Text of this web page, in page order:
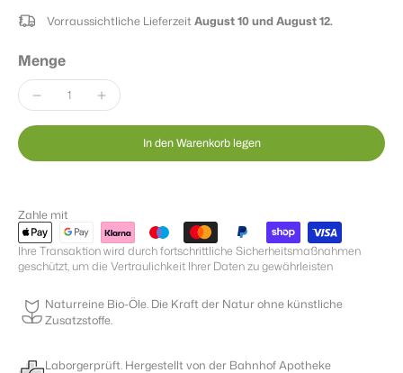
Vorraussichtliche Lieferzeit August 10 und August 12.
Menge
In den Warenkorb legen
Zahle mit
Ihre Transaktion wird durch fortschrittliche Sicherheitsmaßnahmen
geschützt, um die Vertraulichkeit Ihrer Daten zu gewährleisten
Naturreine Bio-Öle. Die Kraft der Natur ohne künstliche
Zusatzstoffe.
Laborgerprüft. Hergestellt von der Bahnhof Apotheke